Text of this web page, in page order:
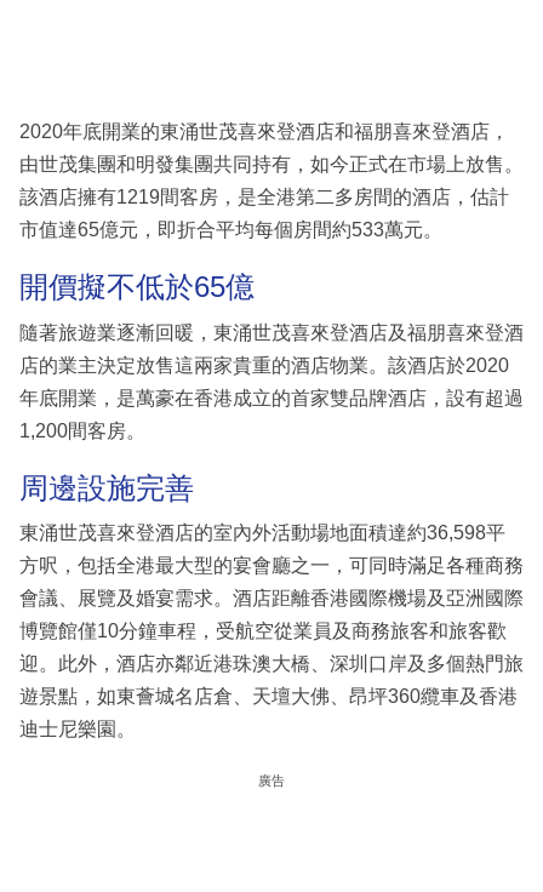
區
2020年底開業的東涌世茂喜來登酒店和福朋喜來登酒店，
由世茂集團和明發集團共同持有，如今正式在市場上放售。
該酒店擁有1219間客房，是全港第二多房間的酒店，估計
市值達65億元，即折合平均每個房間約533萬元。
開價擬不低於65億
隨著旅遊業逐漸回暖，東涌世茂喜來登酒店及福朋喜來登酒
店的業主決定放售這兩家貴重的酒店物業。該酒店於2020
年底開業，是萬豪在香港成立的首家雙品牌酒店，設有超過
1,200間客房。
周邊設施完善
東涌世茂喜來登酒店的室內外活動場地面積達約36,598平
方呎，包括全港最大型的宴會廳之一，可同時滿足各種商務
會議、展覽及婚宴需求。酒店距離香港國際機場及亞洲國際
博覽館僅10分鐘車程，受航空從業員及商務旅客和旅客歡
迎。此外，酒店亦鄰近港珠澳大橋、深圳口岸及多個熱門旅
遊景點，如東薈城名店倉、天壇大佛、昂坪360纜車及香港
迪士尼樂園。
廣告